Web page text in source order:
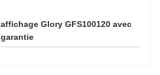
affichage Glory GFS100120 avec
garantie